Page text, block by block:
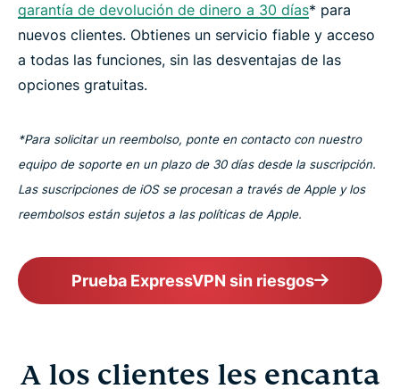
garantía de devolución de dinero a 30 días* para
nuevos clientes. Obtienes un servicio fiable y acceso
a todas las funciones, sin las desventajas de las
opciones gratuitas.
*Para solicitar un reembolso, ponte en contacto con nuestro
equipo de soporte en un plazo de 30 días desde la suscripción.
Las suscripciones de iOS se procesan a través de Apple y los
reembolsos están sujetos a las políticas de Apple.
Prueba ExpressVPN sin riesgos
A los clientes les encanta